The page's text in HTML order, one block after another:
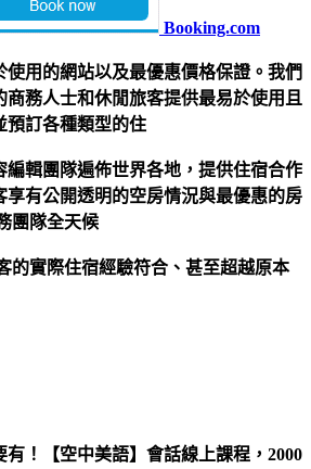
Booking.com
用的網站以及最優惠價格保證。我們
務人士和休閒旅客提供最易於使用且
預訂各種類型的住
編輯團隊遍佈世界各地，提供住宿合作
享有公開透明的空房情況與最優惠的房
團隊全天候
的實際住宿經驗符合、甚至超越原本
！【空中美語】會話線上課程，2000